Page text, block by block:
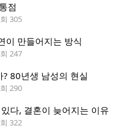
점
305
이 만들어지는 방식
247
80년생 남성의 현실
290
다, 결혼이 늦어지는 이유
322